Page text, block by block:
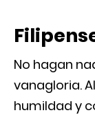
No hagan
vanagloria.
humildad y